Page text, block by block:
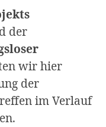
der
wir hier
der
im Verlauf